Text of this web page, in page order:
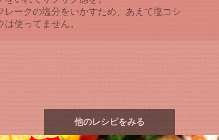
レークの塩分をいかすため、あえて塩コシ
は使ってません。
他のレシピをみる